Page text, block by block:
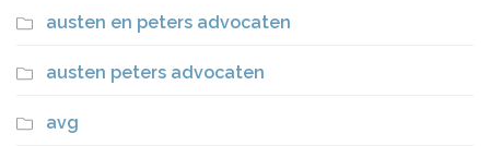
austen en peters advocaten
austen peters advocaten
avg